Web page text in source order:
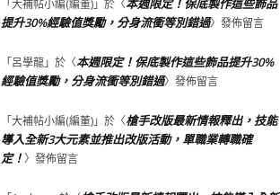
「大補帖小編(編董)」於〈本週限定！保底製作這些飾品
提升30%經驗值獎勵，分身流衝等別錯過〉發佈留言
「呂學龍」於〈本週限定！保底製作這些飾品提升30%
經驗值獎勵，分身流衝等別錯過〉發佈留言
「大補帖小編(編董)」於〈槍手改版最新情報釋出，技能
導入全新3大元素並推出改版活動，單職業轉職確
定！〉發佈留言